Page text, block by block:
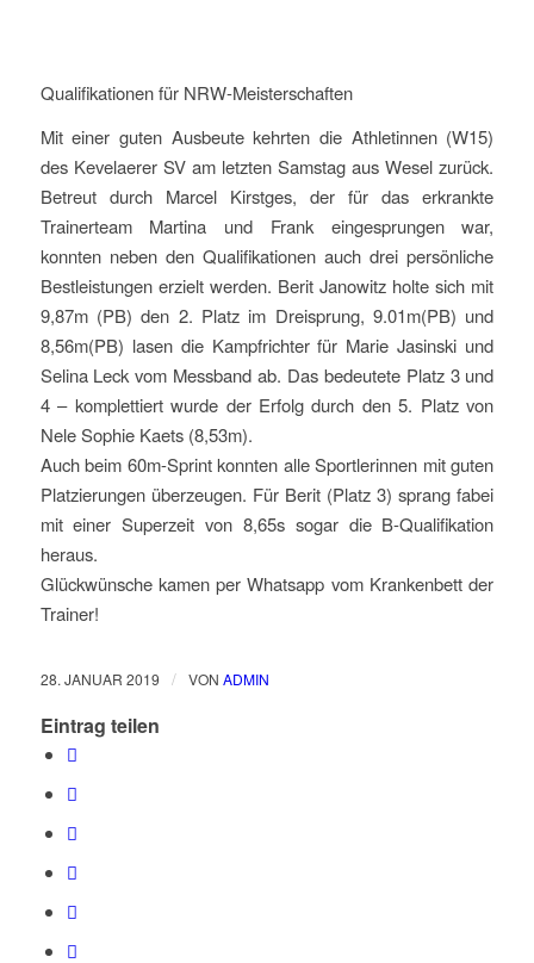
Qualifikationen für NRW-Meisterschaften
Mit einer guten Ausbeute kehrten die Athletinnen (W15)
des Kevelaerer SV am letzten Samstag aus Wesel zurück.
Betreut durch Marcel Kirstges, der für das erkrankte
Trainerteam Martina und Frank eingesprungen war,
konnten neben den Qualifikationen auch drei persönliche
Bestleistungen erzielt werden. Berit Janowitz holte sich mit
9,87m (PB) den 2. Platz im Dreisprung, 9.01m(PB) und
8,56m(PB) lasen die Kampfrichter für Marie Jasinski und
Selina Leck vom Messband ab. Das bedeutete Platz 3 und
4 – komplettiert wurde der Erfolg durch den 5. Platz von
Nele Sophie Kaets (8,53m).
Auch beim 60m-Sprint konnten alle Sportlerinnen mit guten
Platzierungen überzeugen. Für Berit (Platz 3) sprang fabei
mit einer Superzeit von 8,65s sogar die B-Qualifikation
heraus.
Glückwünsche kamen per Whatsapp vom Krankenbett der
Trainer!
28. JANUAR 2019 / VON ADMIN
Eintrag teilen